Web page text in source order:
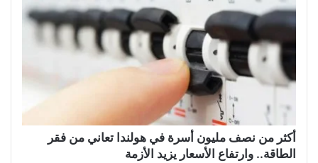
أكثر من نصف مليون أسرة في هولندا تعاني من فقر
الطاقة.. وارتفاع الأسعار يزيد الأزمة